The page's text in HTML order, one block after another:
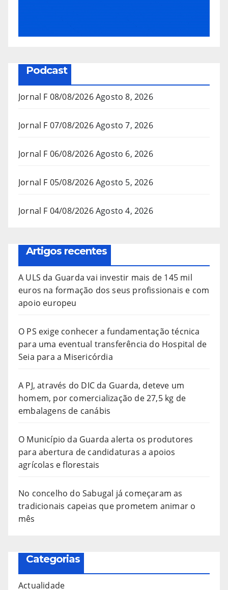
Podcast
Jornal F 08/08/2026Agosto 8, 2026
Jornal F 07/08/2026Agosto 7, 2026
Jornal F 06/08/2026Agosto 6, 2026
Jornal F 05/08/2026Agosto 5, 2026
Jornal F 04/08/2026Agosto 4, 2026
Artigos recentes
A ULS da Guarda vai investir mais de 145 mil
euros na formação dos seus profissionais e com
apoio europeu
O PS exige conhecer a fundamentação técnica
para uma eventual transferência do Hospital de
Seia para a Misericórdia
A PJ, através do DIC da Guarda, deteve um
homem, por comercialização de 27,5 kg de
embalagens de canábis
O Município da Guarda alerta os produtores
para abertura de candidaturas a apoios
agrícolas e florestais
No concelho do Sabugal já começaram as
tradicionais capeias que prometem animar o
mês
Categorias
Actualidade